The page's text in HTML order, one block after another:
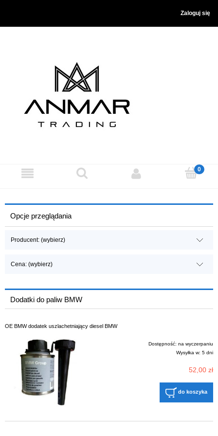
Zaloguj się
Opcje przeglądania
Producent: (wybierz)
Cena: (wybierz)
Dodatki do paliw BMW
OE BMW dodatek uszlachetniający diesel BMW
Dostępność: na wyczerpaniu
Wysyłka w: 5 dni
52,00 zł
do koszyka